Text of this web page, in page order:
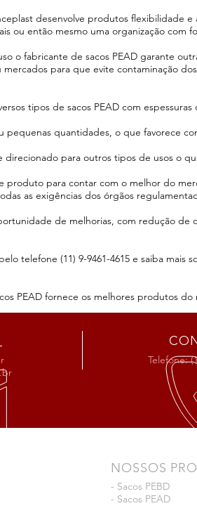
desenvolve produtos flexibilidade
ou então mesmo uma organização
o fabricante de sacos PEAD garante
mercados para que evite contaminação
tipos de sacos PEAD com
pequenas quantidades, o que favorece
para outros tipos de usos o
produto para contar com o melhor do
as exigências dos órgãos
de melhorias, com redução
telefone (11) 9-9461-4615 e saiba
PEAD fornece os melhores produtos
Telefone:
NOSSOS
- Sacos PEBD
- Sacos PEAD